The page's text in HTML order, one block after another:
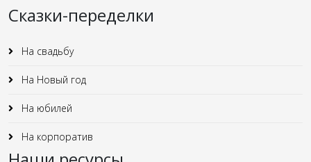
Сказки-переделки
На свадьбу
На Новый год
На юбилей
На корпоратив